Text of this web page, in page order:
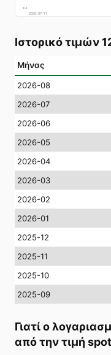
€4
2026-07-11
Ιστορικό τιμών
Μήνας
2026-08
2026-07
2026-06
2026-05
2026-04
2026-03
2026-02
2026-01
2025-12
2025-11
2025-10
2025-09
Γιατί ο
από την τιμή spot